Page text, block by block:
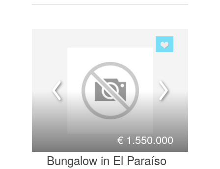
€ 1.550.000
Bungalow in El Paraíso